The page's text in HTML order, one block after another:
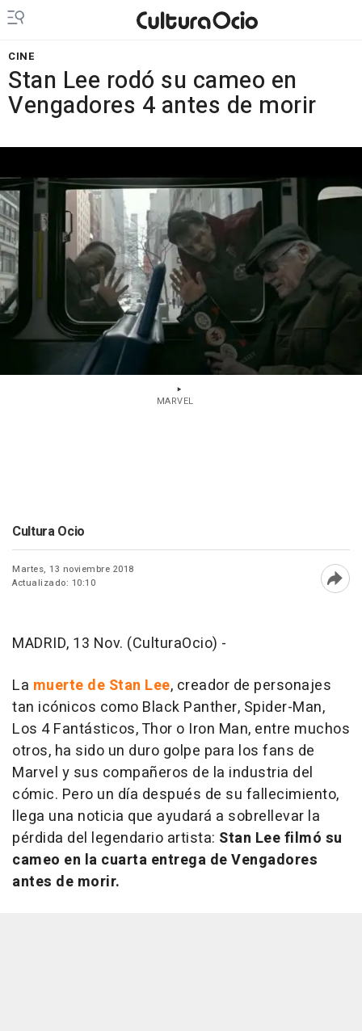
CINE
Stan Lee rodó su cameo en
Vengadores 4 antes de morir
MARVEL
Cultura Ocio
Martes, 13 noviembre 2018
Actualizado: 10:10
MADRID, 13 Nov. (CulturaOcio) -
La muerte de Stan Lee, creador de personajes
tan icónicos como Black Panther, Spider-Man,
Los 4 Fantásticos, Thor o Iron Man, entre muchos
otros, ha sido un duro golpe para los fans de
Marvel y sus compañeros de la industria del
cómic. Pero un día después de su fallecimiento,
llega una noticia que ayudará a sobrellevar la
pérdida del legendario artista: Stan Lee filmó su
cameo en la cuarta entrega deVengadores
antes de morir.